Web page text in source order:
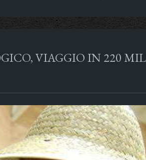
VIAGGIO IN 220